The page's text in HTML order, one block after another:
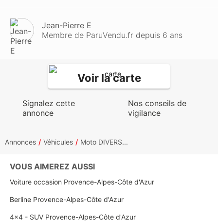
Jean-Pierre E
Membre de ParuVendu.fr depuis 6 ans
Voir la carte
Signalez cette
annonce
Nos conseils de
vigilance
Annonces Véhicules Moto DIVERS...
VOUS AIMEREZ AUSSI
Voiture occasion Provence-Alpes-Côte d'Azur
Berline Provence-Alpes-Côte d'Azur
4x4 - SUV Provence-Alpes-Côte d'Azur